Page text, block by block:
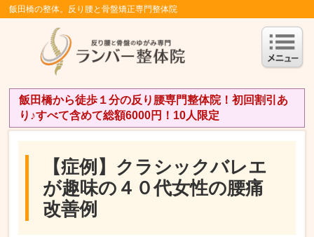
飯田橋の整体。反り腰と骨盤矯正専門整体院
飯田橋から徒歩１分の反り腰専門整体院！初回割引あ
り♪すべて含めて総額6000円！10人限定
【症例】クラシックバレエ
が趣味の４０代女性の腰痛
改善例